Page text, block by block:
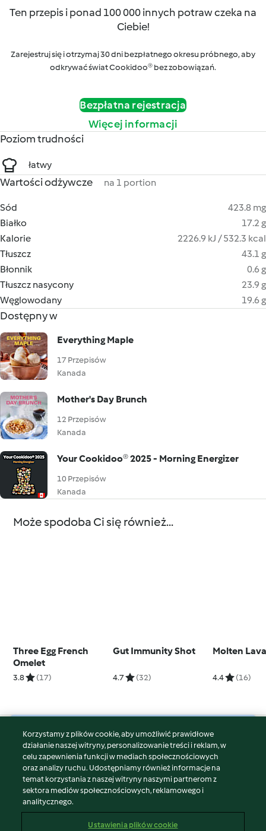
Ten przepis i ponad 100 000 innych potraw czeka na
Ciebie!
Zarejestruj się i otrzymaj 30 dni bezpłatnego okresu próbnego, aby
odkrywać świat Cookidoo® bez zobowiązań.
Bezpłatna rejestracja
Więcej informacji
Poziom trudności
łatwy
Wartości odżywcze na 1 portion
Sód
423.8 mg
Białko
17.2 g
Kalorie
2226.9 kJ / 532.3 kcal
Tłuszcz
43.1 g
Błonnik
0.6 g
Tłuszcz nasycony
23.9 g
Węglowodany
19.6 g
Dostępny w
Everything Maple
17 Przepisów
Kanada
Mother's Day Brunch
12 Przepisów
Kanada
Your Cookidoo® 2025 - Morning Energizer
10 Przepisów
Kanada
Może spodoba Ci się również...
Three Egg French
Omelet
3.8 (17)
Gut Immunity Shot
4.7 (32)
Molten
4.4 (16)
© Copyright 2026
Warunki korzystania
Polityka prywatności
Disclaimer
Znak wydawcy
Korzystamy z plików cookie, aby umożliwić prawidłowe
działanie naszej witryny, personalizowanie treści i reklam, w
celu zapewnienia funkcji w mediach społecznościowych
oraz analizy ruchu. Udostępniamy również informacje na
temat korzystania z naszej witryny naszymi partnerom z
sektora mediów społecznościowych, reklamowego i
analitycznego.
Ustawienia plików cookie